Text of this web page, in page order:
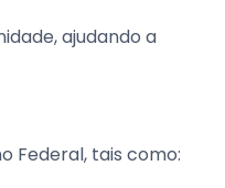
ajudando a
Federal, tais como: